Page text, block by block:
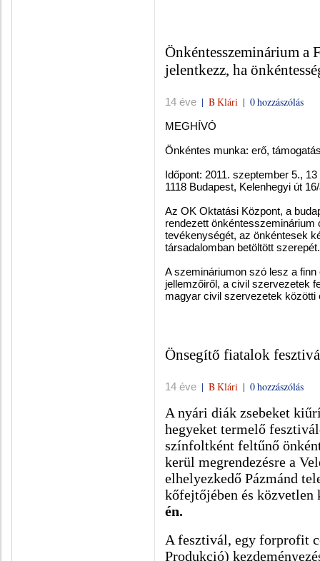
Önkéntesszeminárium a
jelentkezz, ha
14 éve | B Klári | 0 hozzászólás
MEGHÍVÓ
Önkéntes munka: erő,
Időpont: 2011. szeptember 5.,
1118 Budapest, Kelenhegyi út
Az OK Oktatási Központ, a
rendezett önkéntesszeminárium
tevékenységét, az önkéntesek
társadalomban betöltött szerepét.
A szemináriumon szó lesz a
jellemzőiről, a civil szervezetek
magyar civil szervezetek közötti
Önsegítő fiatalok
14 éve | B Klári | 0 hozzászólás
A nyári diák zsebeket
hegyeket termelő
színfoltként feltűnő
kerül megrendezésre a
elhelyezkedő Pázmánd
kőfejtőjében és közvetlen
én.
A fesztivál, egy forprofit
Produkció)